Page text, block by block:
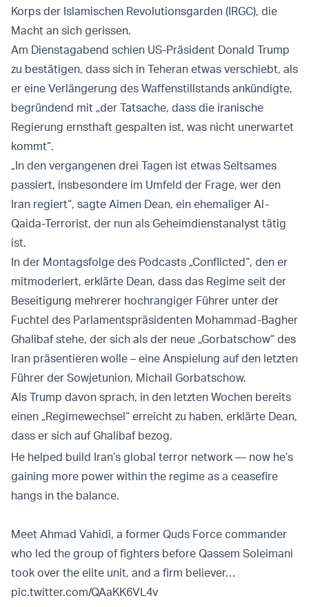
Korps der Islamischen Revolutionsgarden (IRGC), die
Macht an sich gerissen.
Am Dienstagabend schien US-Präsident Donald Trump
zu bestätigen, dass sich in Teheran etwas verschiebt, als
er eine Verlängerung des Waffenstillstands ankündigte,
begründend mit „der Tatsache, dass die iranische
Regierung ernsthaft gespalten ist, was nicht unerwartet
kommt“.
„In den vergangenen drei Tagen ist etwas Seltsames
passiert, insbesondere im Umfeld der Frage, wer den
Iran regiert“, sagte Aimen Dean, ein ehemaliger Al-
Qaida-Terrorist, der nun als Geheimdienstanalyst tätig
ist.
In der Montagsfolge des Podcasts „Conflicted“, den er
mitmoderiert, erklärte Dean, dass das Regime seit der
Beseitigung mehrerer hochrangiger Führer unter der
Fuchtel des Parlamentspräsidenten Mohammad-Bagher
Ghalibaf stehe, der sich als der neue „Gorbatschow“ des
Iran präsentieren wolle – eine Anspielung auf den letzten
Führer der Sowjetunion, Michail Gorbatschow.
Als Trump davon sprach, in den letzten Wochen bereits
einen „Regimewechsel“ erreicht zu haben, erklärte Dean,
dass er sich auf Ghalibaf bezog.
He helped build Iran’s global terror network — now he’s
gaining more power within the regime as a ceasefire
hangs in the balance.
Meet Ahmad Vahidi, a former Quds Force commander
who led the group of fighters before Qassem Soleimani
took over the elite unit, and a firm believer…
pic.twitter.com/QAaKK6VL4v